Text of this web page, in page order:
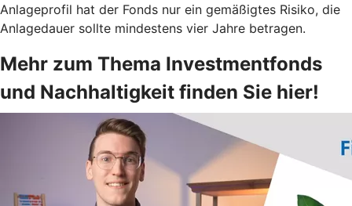
Anlageprofil hat der Fonds nur ein gemäßigtes Risiko, die
Anlagedauer sollte mindestens vier Jahre betragen.
Mehr zum Thema Investmentfonds
und Nachhaltigkeit finden Sie hier!